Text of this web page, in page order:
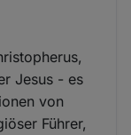
Jesus - es
von
Führer,